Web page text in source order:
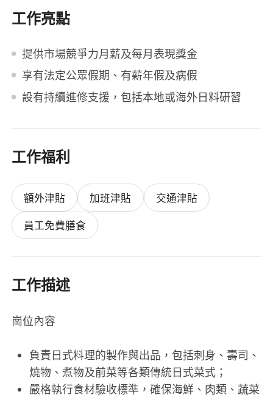
工作亮點
提供市場競爭力月薪及每月表現獎金
享有法定公眾假期、有薪年假及病假
設有持續進修支援，包括本地或海外日料研習
工作福利
額外津貼 加班津貼
交通津貼
員工免費膳食
工作描述
崗位內容
負責日式料理的製作與出品，包括刺身、壽司、
燒物、煮物及前菜等各類傳統日式菜式；
嚴格執行食材驗收標準，確保海鮮、肉類、蔬菜